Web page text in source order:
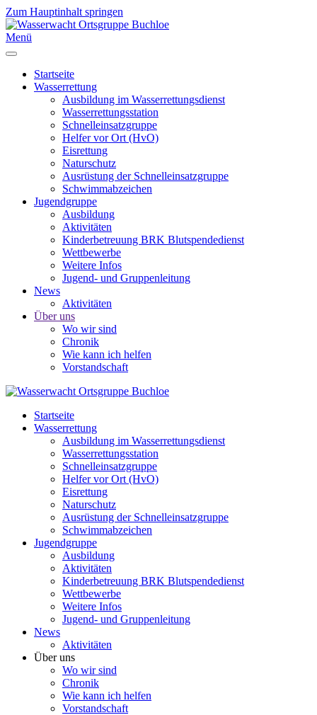
Zum Hauptinhalt springen
Menü
Startseite
Wasserrettung
Ausbildung im Wasserrettungsdienst
Wasserrettungsstation
Schnelleinsatzgruppe
Helfer vor Ort (HvO)
Eisrettung
Naturschutz
Ausrüstung der Schnelleinsatzgruppe
Schwimmabzeichen
Jugendgruppe
Ausbildung
Aktivitäten
Kinderbetreuung BRK Blutspendedienst
Wettbewerbe
Weitere Infos
Jugend- und Gruppenleitung
News
Aktivitäten
Über uns
Wo wir sind
Chronik
Wie kann ich helfen
Vorstandschaft
Startseite
Wasserrettung
Ausbildung im Wasserrettungsdienst
Wasserrettungsstation
Schnelleinsatzgruppe
Helfer vor Ort (HvO)
Eisrettung
Naturschutz
Ausrüstung der Schnelleinsatzgruppe
Schwimmabzeichen
Jugendgruppe
Ausbildung
Aktivitäten
Kinderbetreuung BRK Blutspendedienst
Wettbewerbe
Weitere Infos
Jugend- und Gruppenleitung
News
Aktivitäten
Über uns
Wo wir sind
Chronik
Wie kann ich helfen
Vorstandschaft